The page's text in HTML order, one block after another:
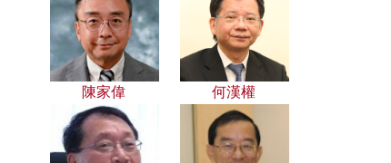
陳家偉 何漢權